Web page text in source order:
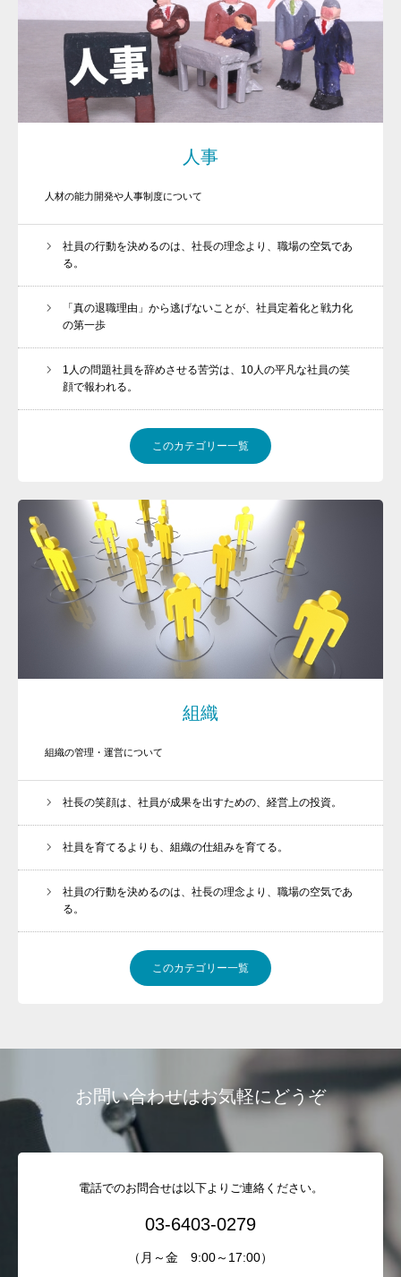
人事
人材の能力開発や人事制度について
社員の行動を決めるのは、社長の理念より、職場の空気であ
る。
「真の退職理由」から逃げないことが、社員定着化と戦力化
の第一歩
1人の問題社員を辞めさせる苦労は、10人の平凡な社員の笑
顔で報われる。
このカテゴリー一覧
組織
組織の管理・運営について
社長の笑顔は、社員が成果を出すための、経営上の投資。
社員を育てるよりも、組織の仕組みを育てる。
社員の行動を決めるのは、社長の理念より、職場の空気であ
る。
このカテゴリー一覧
お問い合わせはお気軽にどうぞ
電話でのお問合せは以下よりご連絡ください。
03-6403-0279
（月～金 9:00～17:00）
トップ
初めての方へ
代表プロフィール
セミナー
コンサルティング
TEL: 03-6403-0279